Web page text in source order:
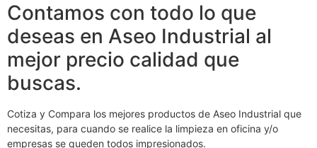
Contamos con todo lo que
deseas en Aseo Industrial al
mejor precio calidad que
buscas.
Cotiza y Compara los mejores productos de Aseo Industrial que
necesitas, para cuando se realice la limpieza en oficina y/o
empresas se queden todos impresionados.